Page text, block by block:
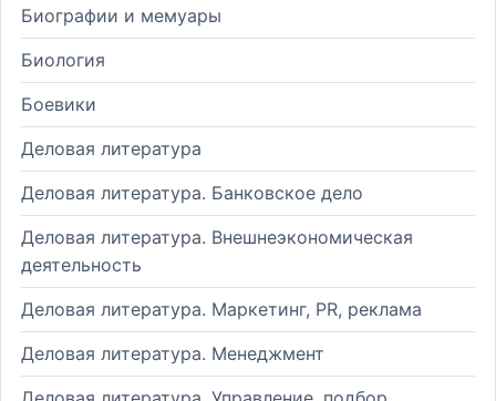
Биографии и мемуары
Биология
Боевики
Деловая литература
Деловая литература. Банковское дело
Деловая литература. Внешнеэкономическая
деятельность
Деловая литература. Маркетинг, PR, реклама
Деловая литература. Менеджмент